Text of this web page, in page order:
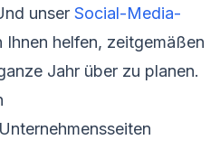
unser Social-Media-
Ihnen helfen, zeitgemäßen
Jahr über zu planen.